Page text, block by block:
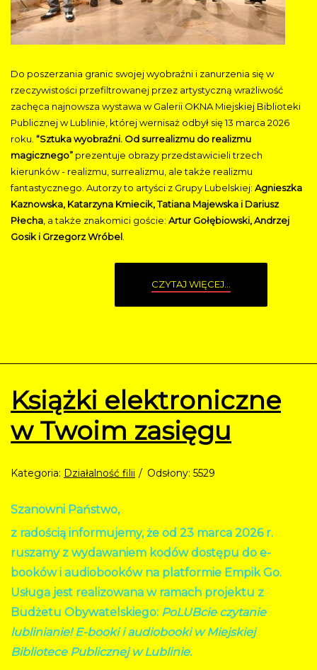
Do poszerzania granic swojej wyobraźni i zanurzenia się w
rzeczywistości przefiltrowanej przez artystyczną wrażliwość
zachęca najnowsza wystawa w Galerii OKNA Miejskiej Biblioteki
Publicznej w Lublinie, której wernisaż odbył się 13 marca 2026
roku. “Sztuka wyobraźni. Od surrealizmu do realizmu
magicznego” prezentuje obrazy przedstawicieli trzech
kierunków - realizmu, surrealizmu, ale także realizmu
fantastycznego. Autorzy to artyści z Grupy Lubelskiej: Agnieszka
Kaznowska, Katarzyna Kmiecik, Tatiana Majewska i Dariusz
Płecha , a także znakomici goście: Artur Gołębiowski, Andrzej
Gosik i Grzegorz Wróbel
CZYTAJ WIĘCEJ...
Książki elektroniczne
w Twoim zasięgu
Kategoria: Działalność filii Odsłony: 5529
Szanowni Państwo,
z radością informujemy, że od 23 marca 2026 r.
ruszamy z wydawaniem kodów dostępu do e-
booków i audiobooków na platformie Empik Go.
Usługa jest realizowana w ramach projektu z
Budżetu Obywatelskiego: PoLUBcie czytanie
lublinianie! E-booki i audiobooki w Miejskiej
Bibliotece Publicznej w Lublinie.